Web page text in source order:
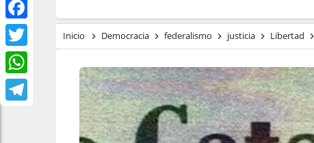
Facebook
Twitter
WhatsApp
Inicio Democracia federalismo justicia Libertad